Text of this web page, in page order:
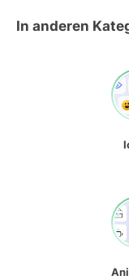
In anderen